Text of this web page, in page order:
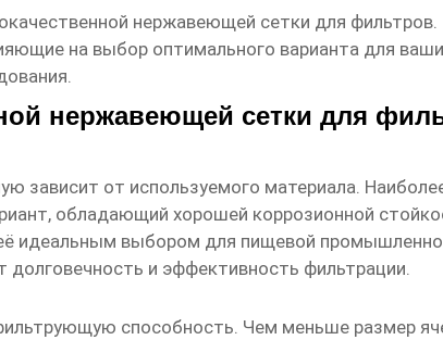
нержавеющей сетки для
на выбор оптимального варианта для
нержавеющей сетки для
зависит от используемого материала.
обладающий хорошей коррозионной
идеальным выбором для пищевой
долговечность и эффективность фильтрации.
способность. Чем меньше размер